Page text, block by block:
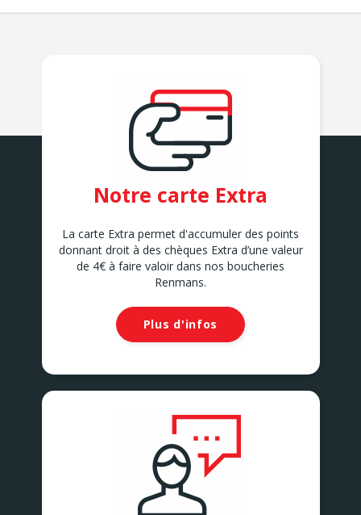
Notre carte Extra
La carte Extra permet d'accumuler des points
donnant droit à des chèques Extra d’une valeur
de 4€ à faire valoir dans nos boucheries
Renmans.
Plus d'infos